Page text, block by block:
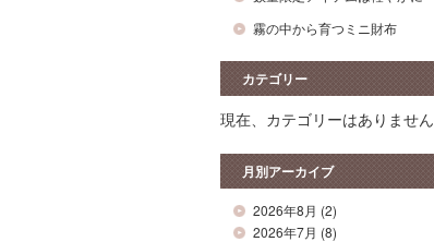
霧の中から育つミニ財布
カテゴリー
現在、カテゴリーはありません
月別アーカイブ
2026年8月 (2)
2026年7月 (8)